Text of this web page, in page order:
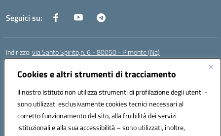
Cookies e altri strumenti di tracciamento
Il nostro Istituto non utilizza strumenti di profilazione degli utenti -
sono utilizzati esclusivamente cookies tecnici necessari al
corretto funzionamento del sito, alla fruibilità dei servizi
istituzionali e alla sua accessibilità – sono utilizzati, inoltre,
Seguici su:
Indirizzo:via Santo Spirito,n. 6 - 80050 - Pimonte (Na)
Centralino:
Posta elettronica certificata (PEC):naic86400x@pec.istruzione.it
Codice fiscale: 82008870634
Codice meccanografico:NAIC86400X
Codice Indice delle Pubbliche Amministrazioni (IPA): ISTSC_NAIC86400X
Codice unico di fatturazione (CUF): UF5NKX